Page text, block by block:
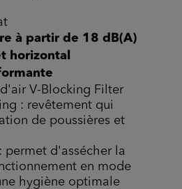
à partir de 18 dB(A)
horizontal
V-Blocking Filter
: revêtement qui
de poussières et
permet d'assécher la
en mode
hygiène optimale